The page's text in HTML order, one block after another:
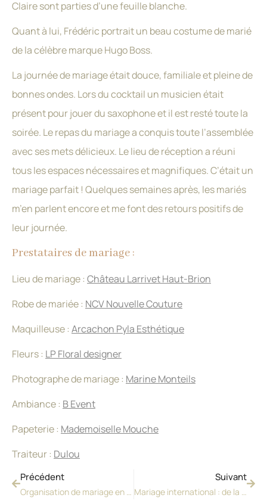
Claire sont parties d’une feuille blanche.
Quant à lui, Frédéric portrait un beau costume de marié
de la célèbre marque Hugo Boss.
La journée de mariage était douce, familiale et pleine de
bonnes ondes. Lors du cocktail un musicien était
présent pour jouer du saxophone et il est resté toute la
soirée. Le repas du mariage a conquis toute l’assemblée
avec ses mets délicieux. Le lieu de réception a réuni
tous les espaces nécessaires et magnifiques. C’était un
mariage parfait ! Quelques semaines après, les mariés
m’en parlent encore et me font des retours positifs de
leur journée.
Prestataires de mariage :
Lieu de mariage : Château Larrivet Haut-Brion
Robe de mariée : NCV Nouvelle Couture
Maquilleuse : Arcachon Pyla Esthétique
Fleurs : LP Floral designer
Photographe de mariage : Marine Monteils
Ambiance : B Event
Papeterie : Mademoiselle Mouche
Traiteur : Dulou
Précédent
Organisation de mariage en France depuis Londres
Suivant
Mariage international : de la frénésie Dubaï à la quiétude de Bordeaux